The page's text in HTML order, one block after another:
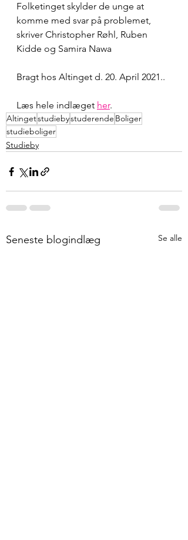
Folketinget skylder de unge at
komme med svar på problemet,
skriver Christopher Røhl, Ruben
Kidde og Samira Nawa
Bragt hos Altinget d. 20. April 2021..
Læs hele indlæget her.
Altingetstudiebystuderende Boliger
studieboliger
Studieby
Seneste blogindlæg Se alle